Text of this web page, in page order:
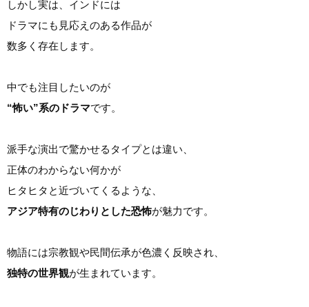
しかし実は、インドには
ドラマにも見応えのある作品が
数多く存在します。
中でも注目したいのが
“怖い”系のドラマです。
派手な演出で驚かせるタイプとは違い、
正体のわからない何かが
ヒタヒタと近づいてくるような、
アジア特有のじわりとした恐怖が魅力です。
物語には宗教観や民間伝承が色濃く反映され、
独特の世界観が生まれています。